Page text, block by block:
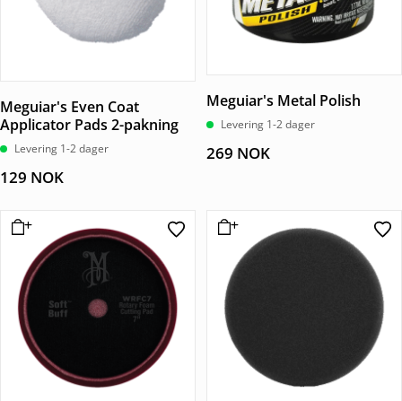
Meguiar's Even Coat
Applicator Pads 2-pakning
Levering 1-2 dager
129 NOK
Meguiar's Metal Polish
Levering 1-2 dager
269 NOK